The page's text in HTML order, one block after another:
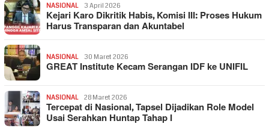
NASIONAL 3 April 2026
Kejari Karo Dikritik Habis, Komisi III: Proses Hukum
Harus Transparan dan Akuntabel
NASIONAL 30 Maret 2026
GREAT Institute Kecam Serangan IDF ke UNIFIL
NASIONAL 28 Maret 2026
Tercepat di Nasional, Tapsel Dijadikan Role Model
Usai Serahkan Huntap Tahap I